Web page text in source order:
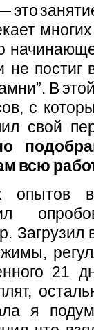
постиг
В
с
свой
всю
опытов
21
я